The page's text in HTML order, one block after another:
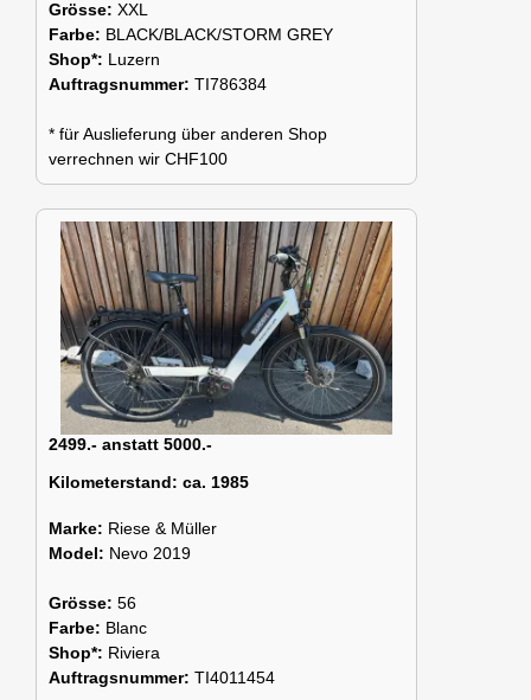
Grösse: XXL
Farbe: BLACK/BLACK/STORM GREY
Shop*: Luzern
Auftragsnummer: TI786384
* für Auslieferung über anderen Shop
verrechnen wir CHF100
2499.- anstatt 5000.-
Kilometerstand: ca. 1985
Marke: Riese & Müller
Model: Nevo 2019
Grösse: 56
Farbe: Blanc
Shop*: Riviera
Auftragsnummer: TI4011454